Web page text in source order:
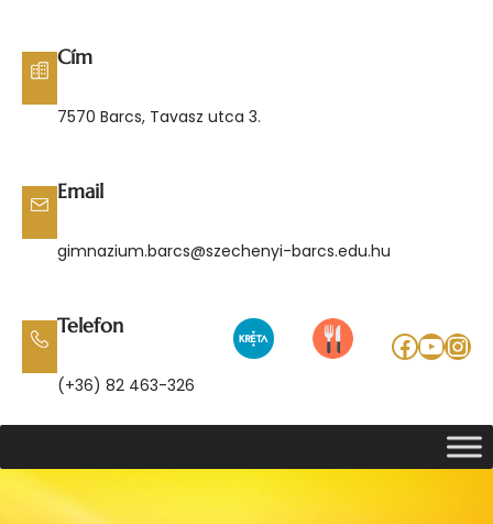
tartalomhoz
Cím
7570 Barcs, Tavasz utca 3.
Email
gimnazium.barcs@szechenyi-barcs.edu.hu
Telefon
(+36) 82 463-326